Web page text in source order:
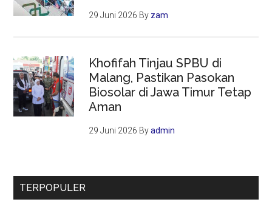
29 Juni 2026 By zam
Khofifah Tinjau SPBU di
Malang, Pastikan Pasokan
Biosolar di Jawa Timur Tetap
Aman
29 Juni 2026 Byadmin
TERPOPULER